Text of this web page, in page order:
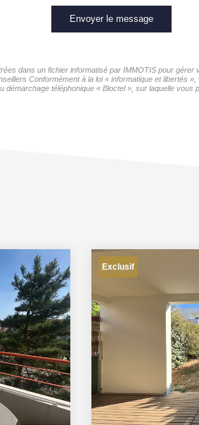
Envoyer le message
dans un fichier informatisé par IMMOTIS pour
Conformément à la loi « informatique et
démarchage téléphonique « Bloctel », sur laquelle vous
Exclusif